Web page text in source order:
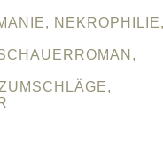
NEKROPHILIE,